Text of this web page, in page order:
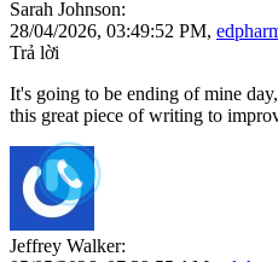
Sarah Johnson:
28/04/2026, 03:49:52 PM,
Trả lời
It's going to be ending of mine
this great piece of writing to
Jeffrey Walker: